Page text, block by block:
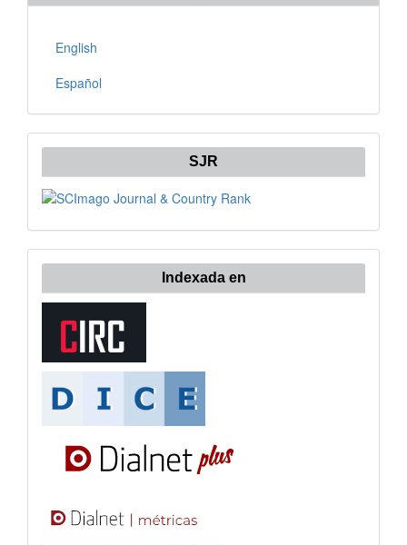
English
Español
SJR
Indexada en